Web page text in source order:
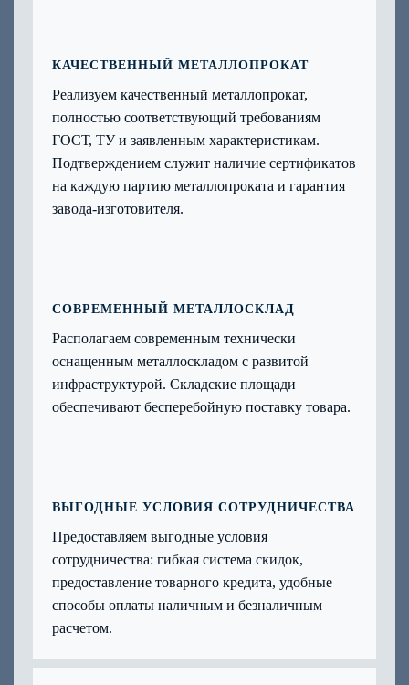
КАЧЕСТВЕННЫЙ МЕТАЛЛОПРОКАТ
Реализуем качественный металлопрокат,
полностью соответствующий требованиям
ГОСТ, ТУ и заявленным характеристикам.
Подтверждением служит наличие сертификатов
на каждую партию металлопроката и гарантия
завода-изготовителя.
СОВРЕМЕННЫЙ МЕТАЛЛОСКЛАД
Располагаем современным технически
оснащенным металлоскладом с развитой
инфраструктурой. Складские площади
обеспечивают бесперебойную поставку товара.
ВЫГОДНЫЕ УСЛОВИЯ СОТРУДНИЧЕСТВА
Предоставляем выгодные условия
сотрудничества: гибкая система скидок,
предоставление товарного кредита, удобные
способы оплаты наличным и безналичным
расчетом.